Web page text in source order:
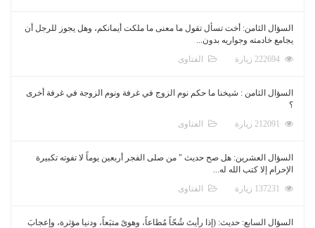
السؤال الثامن: أخت تسأل تقول ما معنى ما ملكت أيمانكم، وهل يجوز للرجل أن
يجامع خادمته وجواريه بدون...
الفتاوى
السؤال الثامن : شيخنا ما حكم نوم الزوج في غرفة ونوم الزوجة في غرفة أخرى
؟
الفتاوى
السؤال العشرين: هل صح حديث " من صلى الفجر أربعين يوماً لا تفوته تكبيرة
الإحرام إلا كتب الله له...
الفتاوى
السؤال السابع: حديث: (إذا رأيتَ شُحّاً مُطاعاً، وهوىً متبَعاً، ودنيا مؤثرة، وإعجابَ